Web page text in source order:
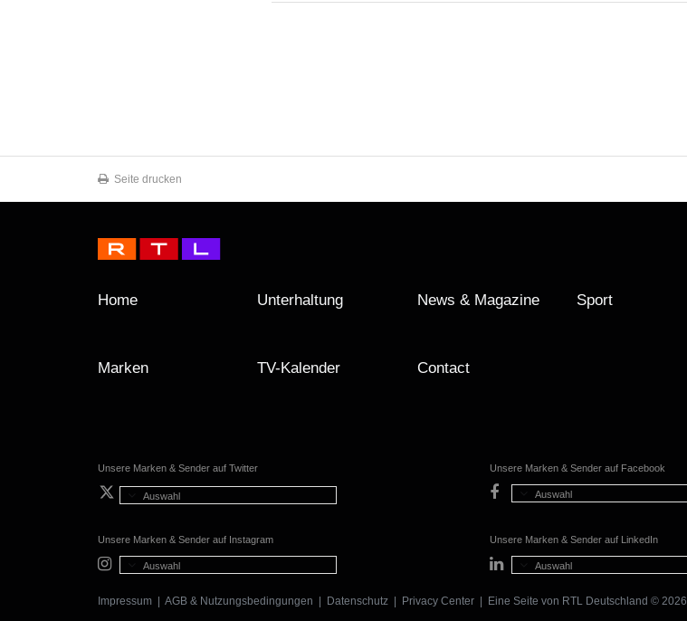
Seite drucken
Home Unterhaltung News & Magazine Sport
Marken TV-Kalender Contact
Unsere Marken & Sender auf Twitter
Auswahl
Unsere Marken & Sender auf Facebook
Auswahl
Unsere Marken & Sender auf Instagram
Auswahl
Unsere Marken & Sender auf LinkedIn
Auswahl
Impressum AGB & Nutzungsbedingungen Datenschutz Privacy Center | Eine Seite von RTL Deutschland © 2026